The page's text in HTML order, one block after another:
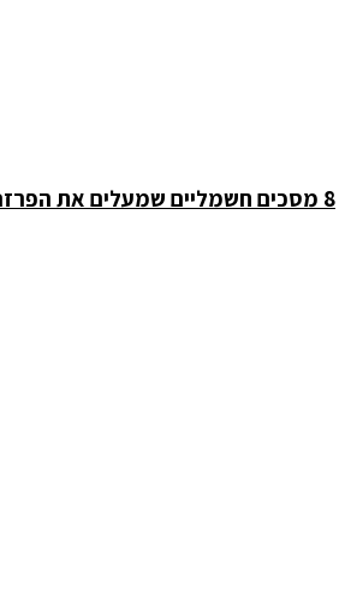
8 מסכים חשמליים שמעלים את הפרזנטציה שלכם ליגה